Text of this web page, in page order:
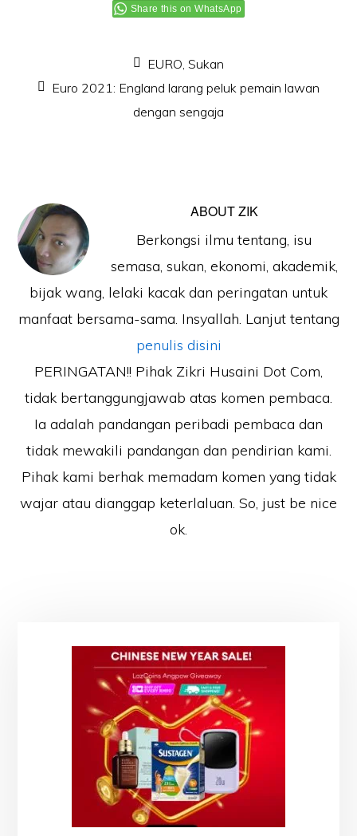
Share this on WhatsApp
EURO, Sukan
Euro 2021: England larang peluk pemain lawan
dengan sengaja
ABOUTZIK
Berkongsi ilmu tentang, isu
semasa, sukan, ekonomi, akademik,
bijak wang, lelaki kacak dan peringatan untuk
manfaat bersama-sama. Insyallah. Lanjut tentang
penulis disini
PERINGATAN!! Pihak Zikri Husaini Dot Com,
tidak bertanggungjawab atas komen pembaca.
Ia adalah pandangan peribadi pembaca dan
tidak mewakili pandangan dan pendirian kami.
Pihak kami berhak memadam komen yang tidak
wajar atau dianggap keterlaluan. So, just be nice
ok.